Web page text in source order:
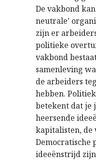
De vakbond
neutrale’
zijn er
politieke
vakbond
samenleving
de arbeiders
hebben.
betekent dat je
heersende
kapitalisten, de
Democratische
ideeënstrijd